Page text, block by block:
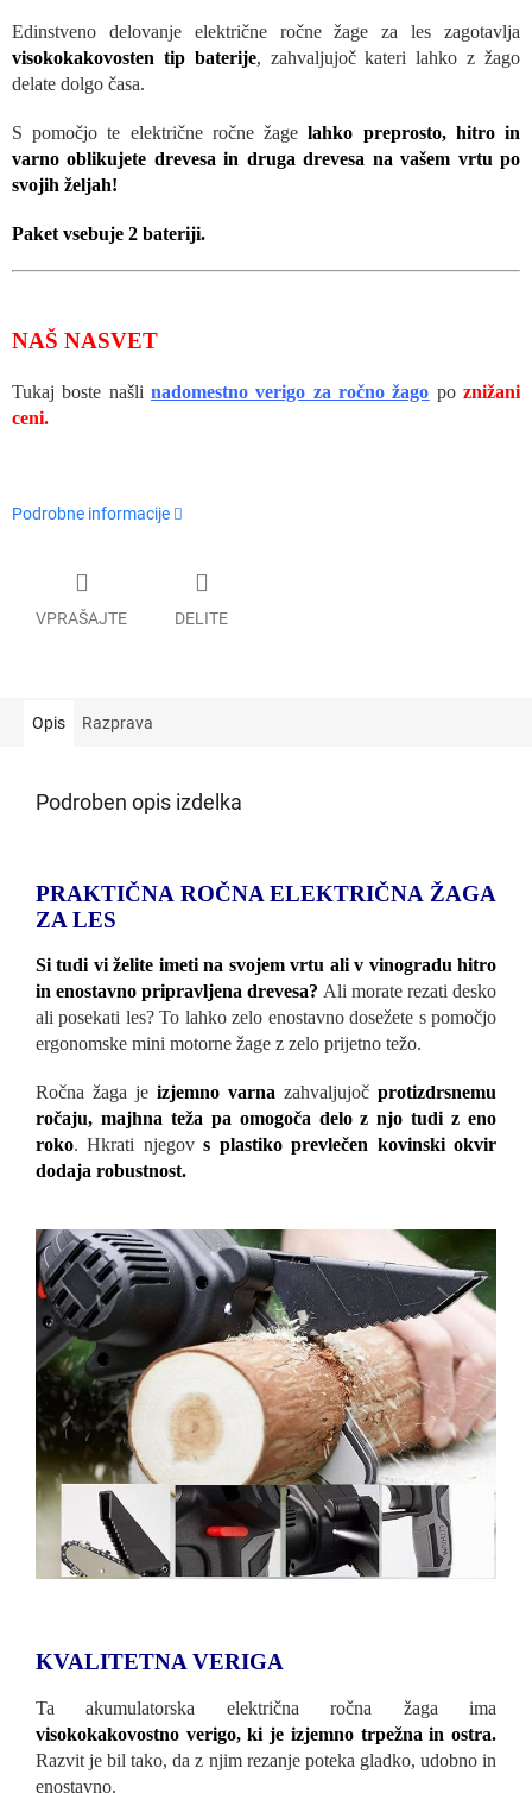
Edinstveno delovanje električne ročne žage za les zagotavlja
visokokakovosten tip baterije, zahvaljujoč kateri lahko z žago
delate dolgo časa.
S pomočjo te električne ročne žagelahko preprosto, hitro in
varno oblikujete drevesa in druga drevesa na vašem vrtu po
svojih željah!
Paket vsebuje 2 bateriji.
NAŠ NASVET
Tukaj boste našli nadomestno verigo za ročno žago poznižani
ceni.
Podrobne informacije
VPRAŠAJTE DELITE
Opis Razprava
Podroben opis izdelka
PRAKTIČNA ROČNA ELEKTRIČNA ŽAGA
ZA LES
Si tudi vi želite imeti na svojem vrtu ali v vinogradu hitro
in enostavno pripravljena drevesa? Ali morate rezati desko
ali posekati les? To lahko zelo enostavno dosežete s pomočjo
ergonomske mini motorne žage z zelo prijetno težo.
Ročna žaga je izjemno varna zahvaljujoč protizdrsnemu
ročaju, majhna teža pa omogoča delo z njo tudi z eno
roko. Hkrati njegovs plastiko prevlečen kovinski okvir
dodaja robustnost.
KVALITETNA VERIGA
Ta akumulatorska električna ročna žaga ima
visokokakovostno verigo, ki je izjemno trpežna in ostra.
Razvit je bil tako, da z njim rezanje poteka gladko, udobno in
enostavno.